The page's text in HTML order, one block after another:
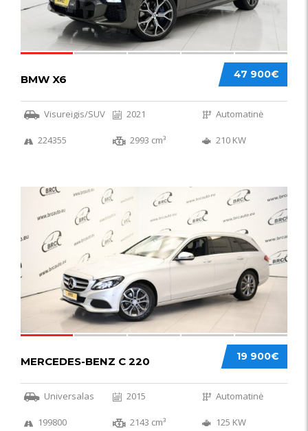
47 900€
BMW X6
Visureigis/SUV 2021 Automatinė
224355 2993 cm³ 210 KW
52
19 900€
MERCEDES-BENZ C 220
Universalas 2015 Automatinė
199800 2143 cm³ 125 KW